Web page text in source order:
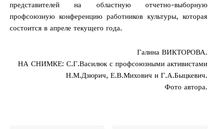
представителей на областную отчетно-выборную
профсоюзную конференцию работников культуры, которая
состоится в апреле текущего года.
Галина ВИКТОРОВА.
НА СНИМКЕ: С.Г.Василюк с профсоюзными активистами
Н.М.Дзюрич, Е.В.Михович и Г.А.Быцкевич.
Фото автора.